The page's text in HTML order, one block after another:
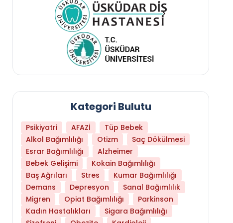
Daha Az Protein Tüketmek Yaşlanmayı
Kategori Bulutu
Psikiyatri AFAZİ
Tüp Bebek
Alkol Bağımlılığı
Otizm
Saç Dökülmesi
Esrar Bağımlılığı
Alzheimer
Bebek Gelişimi
Kokain Bağımlılığı
Baş Ağrıları
Stres
Kumar Bağımlılığı
Demans
Depresyon
Sanal Bağımlılık
Migren
Opiat Bağımlılığı
Parkinson
Kadın Hastalıkları
Sigara Bağımlılığı